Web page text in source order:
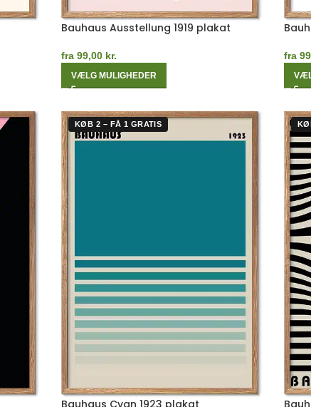
Bauhaus Ausstellung 1919 plakat
fra 99,00 kr.
VÆLG MULIGHEDER
fra
KØB 2 – FÅ 1 GRATIS
Bauhaus Cyan 1923 plakat